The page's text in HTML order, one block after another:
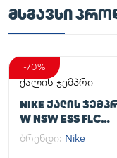
ᲛᲡᲒᲐᲕᲡᲘ
-70%
ქალის ჯემპრი
NIKE ᲥᲐᲚᲘᲡ
W NSW ESS FLC
HOODIE CLCTN RE
ბრენდი: Nike